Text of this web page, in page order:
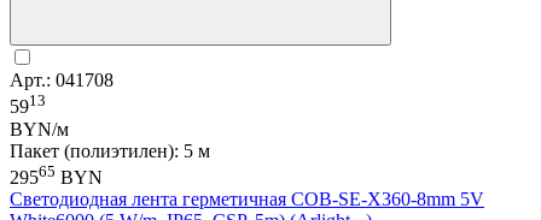
Арт.: 041708
5913
BYN/м
Пакет (полиэтилен): 5 м
29565 BYN
Светодиодная лента герметичная COB-SE-X360-8mm 5V